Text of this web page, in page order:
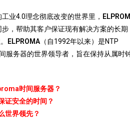
业4.0理念彻底改变的世界里，
，帮助其客户保证现有解决方案的长期
ELPROMA （自1992年以来）是NTP
服务器的世界领导者，旨在保持从属时
时间服务器？
证安全的时间？
世界领先？